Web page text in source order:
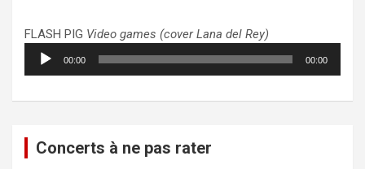
FLASH PIG Video games (cover Lana del Rey)
Lecteur
audio
00:00 00:00
Concerts à ne pas rater